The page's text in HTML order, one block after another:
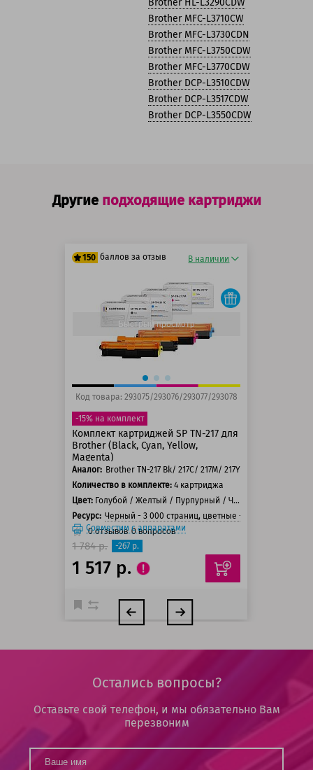
Brother HL-L3290CDW
Brother MFC-L3710CW
Brother MFC-L3730CDN
Brother MFC-L3750CDW
Brother MFC-L3770CDW
Brother DCP-L3510CDW
Brother DCP-L3517CDW
Brother DCP-L3550CDW
Другие подходящие картриджи
150 баллов за отзыв
125 баллов
150 баллов
В наличии
Быстрый просмотр
Код товара: 293075/293076/293077/293078
-15% на комплект
Комплект картриджей SP TN-217 для
Brother (Black, Cyan, Yellow,
Magenta)
Аналог: Brother TN-217 Bk/ 217C/ 217M/ 217Y
Количество в комплекте: 4 картриджа
Цвет: Голубой / Желтый / Пурпурный / Черный
Ресурс: Черный - 3 000 страниц, цветные - 2 300 страниц
0отзывов 0вопросов
Совместим с аппаратами
1 784 р. -267 р.
1 517 р.
Остались вопросы?
Оставьте свой телефон, и мы обязательно Вам
перезвоним